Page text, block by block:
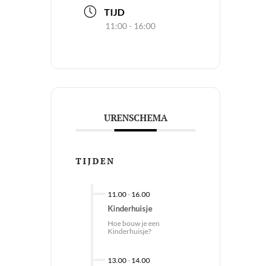
TIJD
11:00 - 16:00
URENSCHEMA
TIJDEN
11.00- 16.00
Kinderhuisje
Hoe bouw je een
Kinderhuisje?
13.00- 14.00